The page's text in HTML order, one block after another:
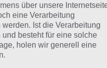
über unsere
eine Verarbeitung
Ist die Verarbeitung
besteht für eine solche
holen wir generell eine